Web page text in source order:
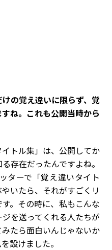
けの覚え違いに限らず、覚
ね。これも公開当時から
トル集」は、公開してか
存在だったんですよね。
ターで「覚え違いタイト
いたら、それがすごくリ
。その時に、私もこんな
を送ってくれる人たちが
たら面白いんじゃないか
設けました。